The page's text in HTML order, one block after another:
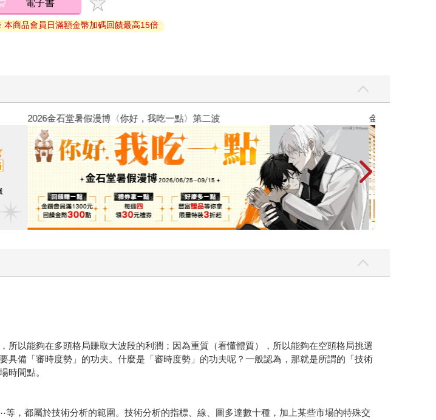
電子書
本商品會員日滿額金幣加碼回饋最高15倍
2026金石堂暑假漫博〈你好，我吃一點〉第二波 金石堂2026海
以能夠在多頭格局賺取大波段的利潤；因為重質（看懂體質），所以能夠在空頭格局挑選
備「審時度勢」的功夫。什麼是「審時度勢」的功夫呢？一般認為，那就是所謂的「技術
時間點。
，都屬於技術分析的範圍。技術分析的指標、線、圖多達數十種，加上某些市場的特殊交